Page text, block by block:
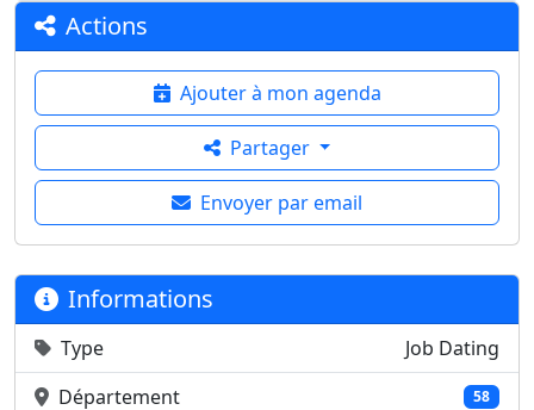
Actions
Ajouter à mon agenda
Partager
Envoyer par email
Informations
Type
Job Dating
Département
58